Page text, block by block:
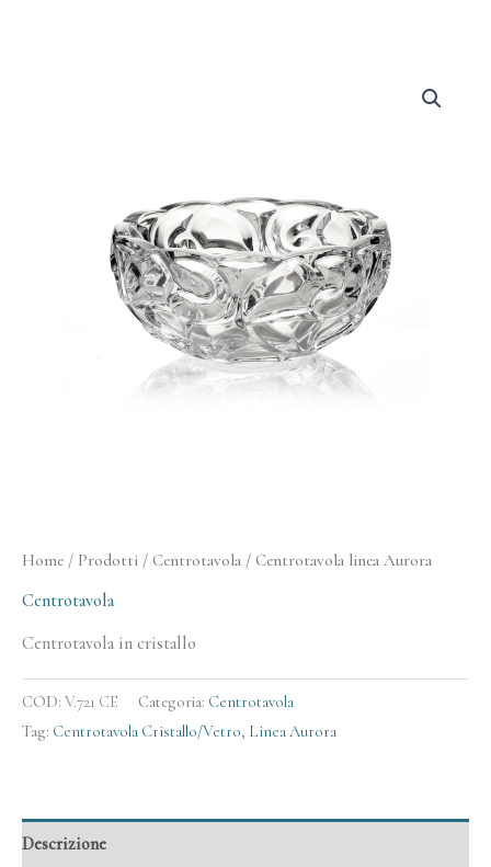
Home / Prodotti / Centrotavola / Centrotavola linea Aurora
Centrotavola
Centrotavola in cristallo
COD: V.721 CE Categoria: Centrotavola
Tag: Centrotavola Cristallo/Vetro, Linea Aurora
Descrizione